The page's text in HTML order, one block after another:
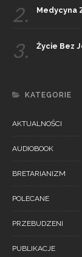
2. Medycyna
3. Życie Bez
KATEGORIE
AKTUALNOŚCI
AUDIOBOOK
BRETARIANIZM
POLECANE
PRZEBUDZENI
PUBLIKACJE